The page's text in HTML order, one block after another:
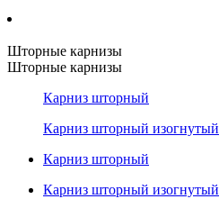
Шторные карнизы
Шторные карнизы
Карниз шторный
Карниз шторный изогнутый
Карниз шторный
Карниз шторный изогнутый